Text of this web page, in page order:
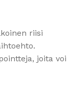
riisi
joita voi